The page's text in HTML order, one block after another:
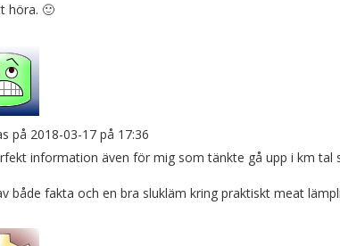
höra. 🙂
på 2018-03-17 på 17:36
information även för mig som tänkte gå upp i km tal
både fakta och en bra slukläm kring praktiskt meat